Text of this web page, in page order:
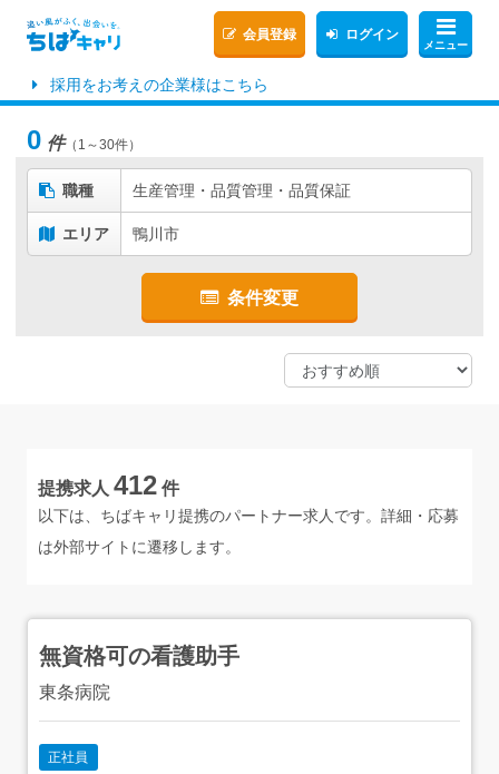
メニュー
会員登録 ログイン
採用をお考えの企業様はこちら
0 件（1～30件）
職種 生産管理・品質管理・品質保証
エリア 鴨川市
条件変更
提携求人 412 件
以下は、ちばキャリ提携のパートナー求人です。詳細・応募
は外部サイトに遷移します。
無資格可の看護助手
東条病院
正社員